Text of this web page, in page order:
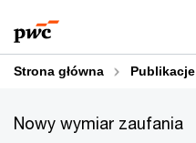
do
treści
do
stopki
Strona główna Publikacje
Nowy wymiar zaufania